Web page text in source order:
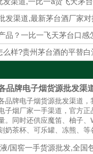
发渠道,最新茅台酒厂家
品？一比一飞天茅台口感
么样?贵州茅台酒的平替白
品牌电子烟货源批发渠
方进货拿货一件代发
品牌电子烟货源批发渠道，
子烟厂家一手渠道，官方正
。同时还供应魔笛、柚子、
奶茶杯、可乐罐、冻熊、等
批发拿货，我们是悦刻
，和全国各大实体店建立了
/国窖一手货源批发,全国